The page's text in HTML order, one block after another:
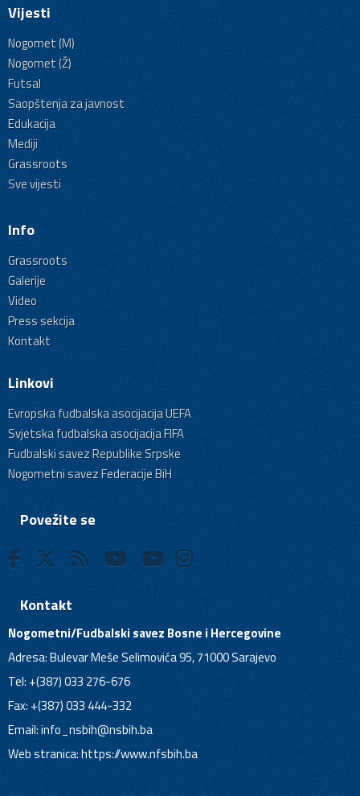
Vijesti
Nogomet (M)
Nogomet (Ž)
Futsal
Saopštenja za javnost
Edukacija
Mediji
Grassroots
Sve vijesti
Info
Grassroots
Galerije
Video
Press sekcija
Kontakt
Linkovi
Evropska fudbalska asocijacija UEFA
Svjetska fudbalska asocijacija FIFA
Fudbalski savez Republike Srpske
Nogometni savez Federacije BiH
Povežite se
Kontakt
Nogometni/Fudbalski savez Bosne i Hercegovine
Adresa: Bulevar Meše Selimovića 95, 71000 Sarajevo
Tel: +(387) 033 276-676
Fax: +(387) 033 444-332
Email:info_nsbih@nsbih.ba
Web stranica: https://www.nfsbih.ba